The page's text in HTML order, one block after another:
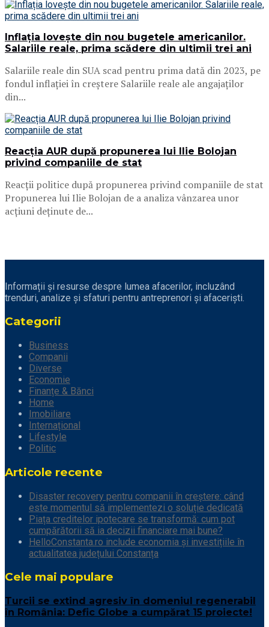
Inflația lovește din nou bugetele americanilor.
Salariile reale, prima scădere din ultimii trei ani
Salariile reale din SUA scad pentru prima dată din 2023, pe
fondul inflației în creștere Salariile reale ale angajaților
din...
Reacția AUR după propunerea lui Ilie Bolojan
privind companiile de stat
Reacții politice după propunerea privind companiile de stat
Propunerea lui Ilie Bolojan de a analiza vânzarea unor
acțiuni deținute de...
Informații și resurse despre lumea afacerilor, incluzând
trenduri, analize și sfaturi pentru antreprenori și afaceriști.
Categorii
Business
Companii
Diverse
Economie
Finanțe & Bănci
Home
Imobiliare
Internațional
Lifestyle
Politic
Articole recente
Disaster recovery pentru companii în creștere: când
este momentul să implementezi o soluție dedicată
Piața creditelor ipotecare se transformă: cum pot
cumpărătorii să ia decizii financiare mai bune?
HelloConstanta.ro include economia și investițiile în
actualitatea județului Constanța
Cele mai populare
Turcii se extind agresiv în domeniul regenerabil
în România: Defic Globe a cumpărat 15 proiecte!